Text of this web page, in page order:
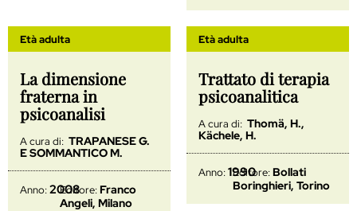
Età adulta
La dimensione
fraterna in
psicoanalisi
A cura di: TRAPANESE G.
E SOMMANTICO M.
Anno:2008
Editore:Franco
Angeli, Milano
Età adulta
Trattato di terapia
psicoanalitica
A cura di: Thomä, H.,
Kächele, H.
Anno:1990
Editore:Bollati
Boringhieri, Torino